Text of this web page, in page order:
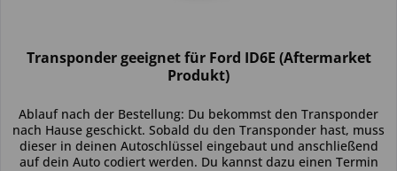
Transponder geeignet für Ford ID6E (Aftermarket
Produkt)
Ablauf nach der Bestellung: Du bekommst den Transponder
nach Hause geschickt. Sobald du den Transponder hast, muss
dieser in deinen Autoschlüssel eingebaut und anschließend
auf dein Auto codiert werden. Du kannst dazu einen Termin